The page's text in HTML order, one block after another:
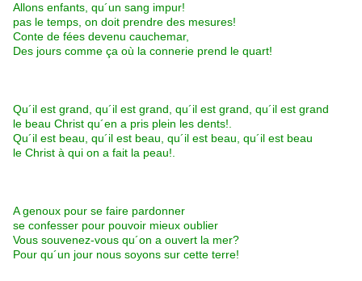
Allons enfants, qu´un sang impur!
pas le temps, on doit prendre des mesures!
Conte de fées devenu cauchemar,
Des jours comme ça où la connerie prend le quart!
Qu´il est grand, qu´il est grand, qu´il est grand, qu´il est grand
le beau Christ qu´en a pris plein les dents!.
Qu´il est beau, qu´il est beau, qu´il est beau, qu´il est beau
le Christ à qui on a fait la peau!.
A genoux pour se faire pardonner
se confesser pour pouvoir mieux oublier
Vous souvenez-vous qu´on a ouvert la mer?
Pour qu´un jour nous soyons sur cette terre!